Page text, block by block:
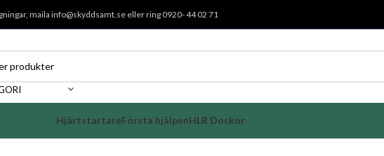
mailainfo@skyddsamt.se eller ring 0920- 44 02 71
HjärtstartareFörsta hjälpenHLR Dockor